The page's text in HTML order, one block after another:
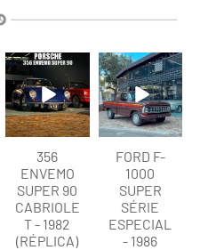
lart.br
Ago 8
356
ENVEMO
SUPER 90
CABRIOLE
T - 1982
(RÉPLICA)
lart.br
Ago 7
FORD F-
1000
SUPER
SÉRIE
ESPECIAL
- 1986